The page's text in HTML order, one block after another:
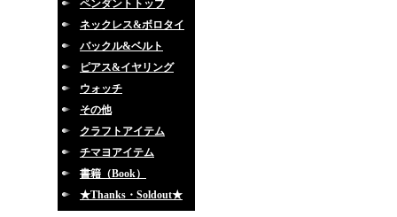
ペンダントトップ
ネックレス&ボロタイ
バックル&ベルト
ピアス&イヤリング
ウォッチ
その他
クラフトアイテム
チマヨアイテム
書籍（Book）
★Thanks・Soldout★